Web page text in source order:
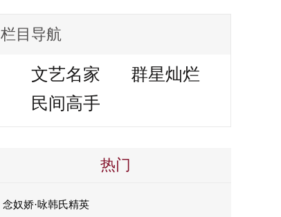
栏目导航
文艺名家
群星灿烂
民间高手
热门
念奴娇·咏韩氏精英